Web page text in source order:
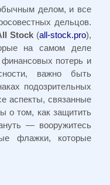
делом, и все
дельцов.
Stock (all-stock.pro),
на самом деле
потерь и
важно быть
подозрительных
аспекты, связанные
о том, как защитить
— вооружитесь
флажки, которые